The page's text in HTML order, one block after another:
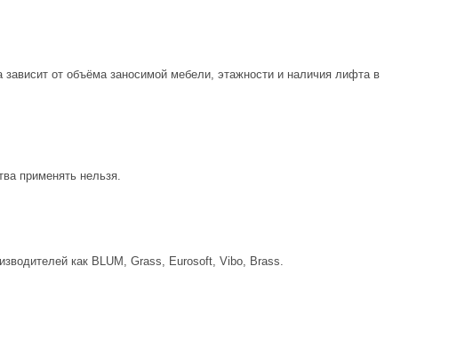
от объёма заносимой мебели, этажности и наличия лифта в
применять нельзя.
как BLUM, Grass, Eurosoft, Vibo, Brass.